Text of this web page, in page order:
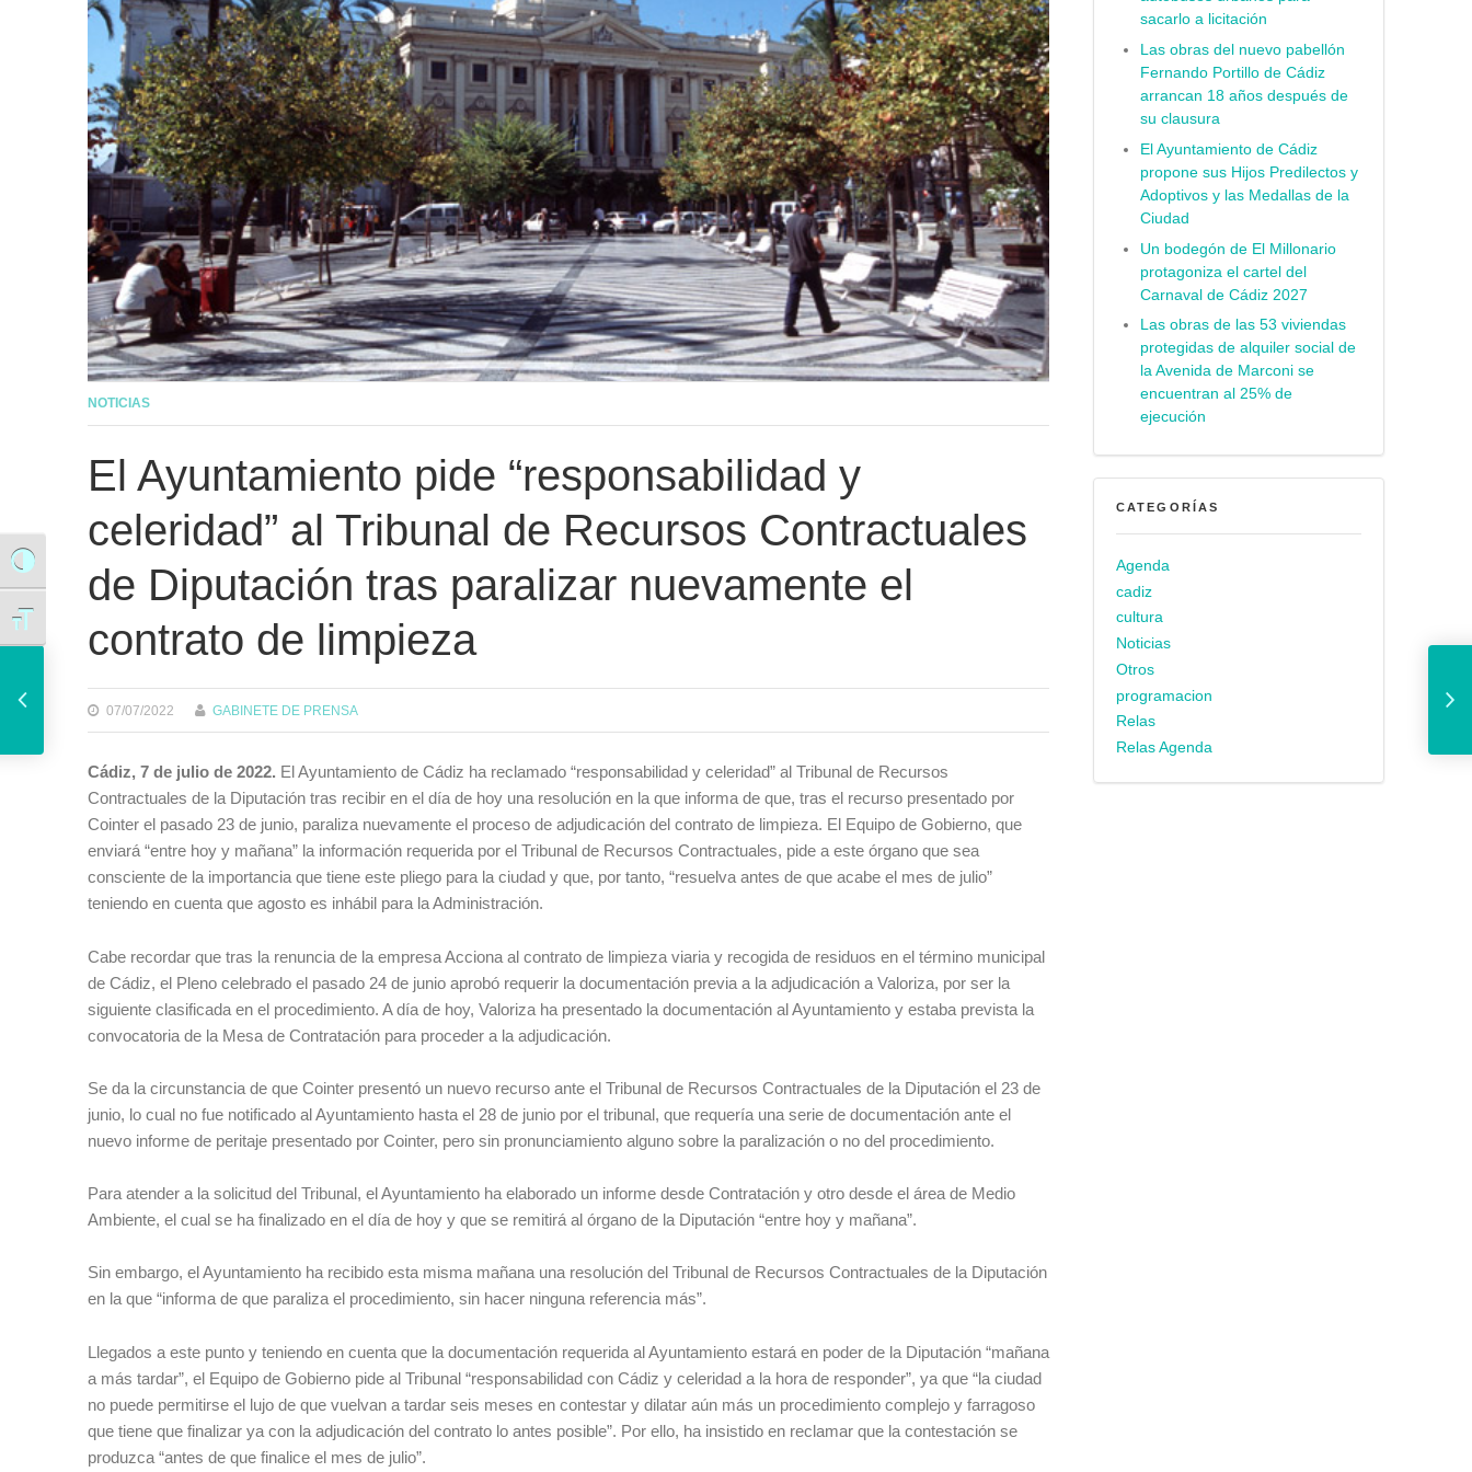
Alternar alto contraste
Alternar tamaño de letra
NOTICIAS
El Ayuntamiento pide “responsabilidad y
celeridad” al Tribunal de Recursos Contractuales
de Diputación tras paralizar nuevamente el
contrato de limpieza
07/07/2022 GABINETE DE PRENSA
Cádiz, 7 de julio de 2022. El Ayuntamiento de Cádiz ha reclamado “responsabilidad y celeridad” al Tribunal de Recursos
Contractuales de la Diputación tras recibir en el día de hoy una resolución en la que informa de que, tras el recurso presentado por
Cointer el pasado 23 de junio, paraliza nuevamente el proceso de adjudicación del contrato de limpieza. El Equipo de Gobierno, que
enviará “entre hoy y mañana” la información requerida por el Tribunal de Recursos Contractuales, pide a este órgano que sea
consciente de la importancia que tiene este pliego para la ciudad y que, por tanto, “resuelva antes de que acabe el mes de julio”
teniendo en cuenta que agosto es inhábil para la Administración.
Cabe recordar que tras la renuncia de la empresa Acciona al contrato de limpieza viaria y recogida de residuos en el término municipal
de Cádiz, el Pleno celebrado el pasado 24 de junio aprobó requerir la documentación previa a la adjudicación a Valoriza, por ser la
siguiente clasificada en el procedimiento. A día de hoy, Valoriza ha presentado la documentación al Ayuntamiento y estaba prevista la
convocatoria de la Mesa de Contratación para proceder a la adjudicación.
Se da la circunstancia de que Cointer presentó un nuevo recurso ante el Tribunal de Recursos Contractuales de la Diputación el 23 de
junio, lo cual no fue notificado al Ayuntamiento hasta el 28 de junio por el tribunal, que requería una serie de documentación ante el
nuevo informe de peritaje presentado por Cointer, pero sin pronunciamiento alguno sobre la paralización o no del procedimiento.
Para atender a la solicitud del Tribunal, el Ayuntamiento ha elaborado un informe desde Contratación y otro desde el área de Medio
Ambiente, el cual se ha finalizado en el día de hoy y que se remitirá al órgano de la Diputación “entre hoy y mañana”.
Sin embargo, el Ayuntamiento ha recibido esta misma mañana una resolución del Tribunal de Recursos Contractuales de la Diputación
en la que “informa de que paraliza el procedimiento, sin hacer ninguna referencia más”.
Llegados a este punto y teniendo en cuenta que la documentación requerida al Ayuntamiento estará en poder de la Diputación “mañana
a más tardar”, el Equipo de Gobierno pide al Tribunal “responsabilidad con Cádiz y celeridad a la hora de responder”, ya que “la ciudad
no puede permitirse el lujo de que vuelvan a tardar seis meses en contestar y dilatar aún más un procedimiento complejo y farragoso
que tiene que finalizar ya con la adjudicación del contrato lo antes posible”. Por ello, ha insistido en reclamar que la contestación se
produzca “antes de que finalice el mes de julio”.
sacarlo a licitación
Las obras del nuevo pabellón
Fernando Portillo de Cádiz
arrancan 18 años después de
su clausura
El Ayuntamiento de Cádiz
propone sus Hijos Predilectos y
Adoptivos y las Medallas de la
Ciudad
Un bodegón de El Millonario
protagoniza el cartel del
Carnaval de Cádiz 2027
Las obras de las 53 viviendas
protegidas de alquiler social de
la Avenida de Marconi se
encuentran al 25% de
ejecución
CATEGORÍAS
Agenda
cadiz
cultura
Noticias
Otros
programacion
Relas
Relas Agenda